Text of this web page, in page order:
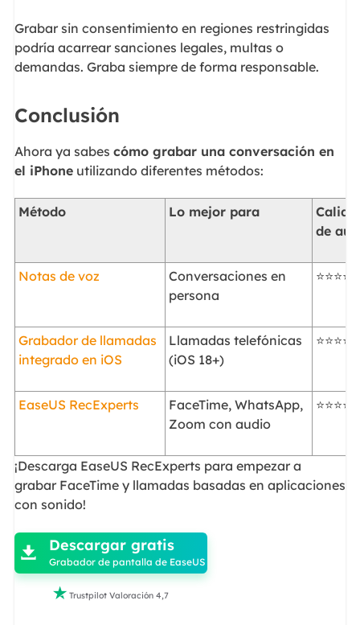
Grabar sin consentimiento en regiones restringidas
podría acarrear sanciones legales, multas o
demandas. Graba siempre de forma responsable.
Conclusión
Ahora ya sabes cómo grabar una conversación en
el iPhoneutilizando diferentes métodos:
Método Lo mejor para
de
Notas de voz
Conversaciones en
persona
⭐⭐⭐⭐
Grabador de llamadas
integrado en iOS
Llamadas telefónicas
(iOS 18+)
⭐⭐⭐⭐⭐
EaseUS RecExperts
FaceTime, WhatsApp,
Zoom con audio
⭐⭐⭐⭐⭐
¡Descarga EaseUS RecExperts para empezar a
grabar FaceTime y llamadas basadas en aplicaciones
con sonido!

 Descargar gratis
Grabador de pantalla de EaseUS
 Trustpilot Valoración 4,7